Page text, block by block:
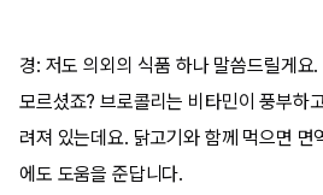
경: 저도 의외의 식품 하나 말씀드릴게요
모르셨죠? 브로콜리는 비타민이 풍부하
려져 있는데요. 닭고기와 함께 먹으면 면
에도 도움을 준답니다.